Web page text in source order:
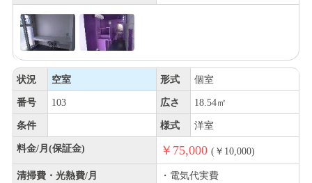
状況 空室 形式 個室
番号 103 広さ 18.54㎡
条件 様式 洋室
料金/月(保証金) ￥75,000 (￥10,000)
清掃費・光熱費/月 ・電気代実費